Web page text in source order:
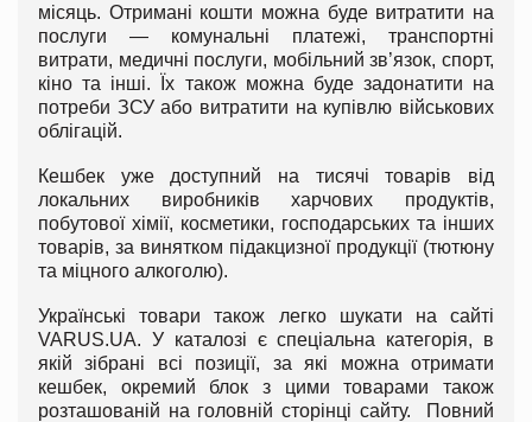
місяць. Отримані кошти можна буде витратити на
послуги — комунальні платежі, транспортні
витрати, медичні послуги, мобільний зв’язок, спорт,
кіно та інші. Їх також можна буде задонатити на
потреби ЗСУ або витратити на купівлю військових
облігацій.
Кешбек уже доступний на тисячі товарів від
локальних виробників харчових продуктів,
побутової хімії, косметики, господарських та інших
товарів, за винятком підакцизної продукції (тютюну
та міцного алкоголю).
Українські товари також легко шукати на сайті
VARUS.UA. У каталозі є спеціальна категорія, в
якій зібрані всі позиції, за які можна отримати
кешбек, окремий блок з цими товарами також
розташованій на головній сторінці сайту. Повний